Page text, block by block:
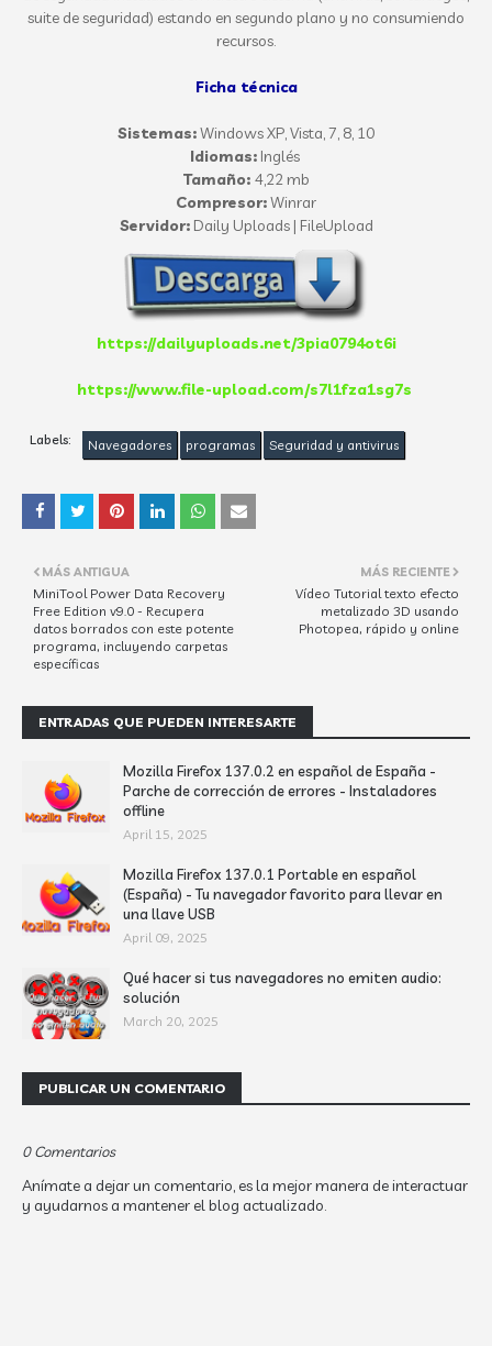
suite de seguridad) estando en segundo plano y no consumiendo
recursos.
Ficha técnica
Sistemas:Windows XP, Vista, 7, 8, 10
Idiomas:Inglés
Tamaño: 4,22 mb
Compresor:Winrar
Servidor:Daily Uploads | FileUpload
https://dailyuploads.net/3pia0794ot6i
https://www.file-upload.com/s7l1fza1sg7s
Labels: Navegadores programas Seguridad y antivirus
MÁS RECIENTE
Vídeo Tutorial texto efecto
metalizado 3D usando
Photopea, rápido y online
MÁS ANTIGUA
MiniTool Power Data Recovery
Free Edition v9.0 - Recupera
datos borrados con este potente
programa, incluyendo carpetas
específicas
ENTRADAS QUE PUEDEN INTERESARTE
Mozilla Firefox 137.0.2 en español de España -
Parche de corrección de errores - Instaladores
offline
April 15, 2025
Mozilla Firefox 137.0.1 Portable en español
(España) - Tu navegador favorito para llevar en
una llave USB
April 09, 2025
Qué hacer si tus navegadores no emiten audio:
solución
March 20, 2025
PUBLICAR UN COMENTARIO
0 Comentarios
Anímate a dejar un comentario, es la mejor manera de interactuar
y ayudarnos a mantener el blog actualizado.